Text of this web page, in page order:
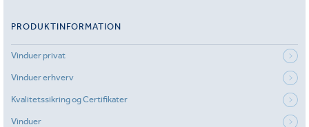
PRODUKTINFORMATION
Vinduer privat
Vinduer erhverv
Kvalitetssikring og Certifikater
Vinduer